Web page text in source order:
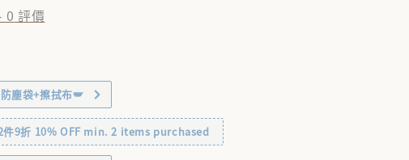
0 評價
塵袋+擦拭布🪽
件9折 10% OFF min. 2 items purchased